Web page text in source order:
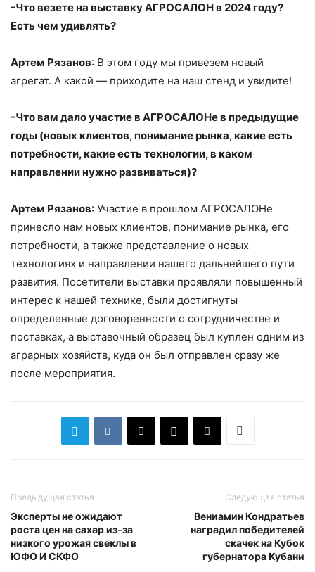
-Что везете на выставку АГРОСАЛОН в 2024 году?
Есть чем удивлять?
Артем Рязанов: В этом году мы привезем новый
агрегат. А какой — приходите на наш стенд и увидите!
-Что вам дало участие в АГРОСАЛОНе в предыдущие
годы (новых клиентов, понимание рынка, какие есть
потребности, какие есть технологии, в каком
направлении нужно развиваться)?
Артем Рязанов: Участие в прошлом АГРОСАЛОНе
принесло нам новых клиентов, понимание рынка, его
потребности, а также представление о новых
технологиях и направлении нашего дальнейшего пути
развития. Посетители выставки проявляли повышенный
интерес к нашей технике, были достигнуты
определенные договоренности о сотрудничестве и
поставках, а выставочный образец был куплен одним из
аграрных хозяйств, куда он был отправлен сразу же
после мероприятия.
Предыдущая статья
Эксперты не ожидают
роста цен на сахар из-за
низкого урожая свеклы в
ЮФО И СКФО
Следующая статья
Вениамин Кондратьев
наградил победителей
скачек на Кубок
губернатора Кубани